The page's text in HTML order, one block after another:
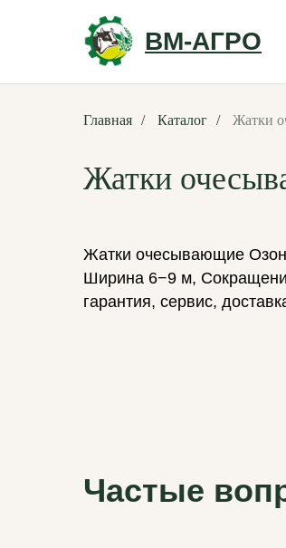
ВМ-АГРО
Главная / Каталог / Жатки
Жатки
Жатки очесывающие Озон
Ширина 6−9 м,
гарантия, сервис,
Частые